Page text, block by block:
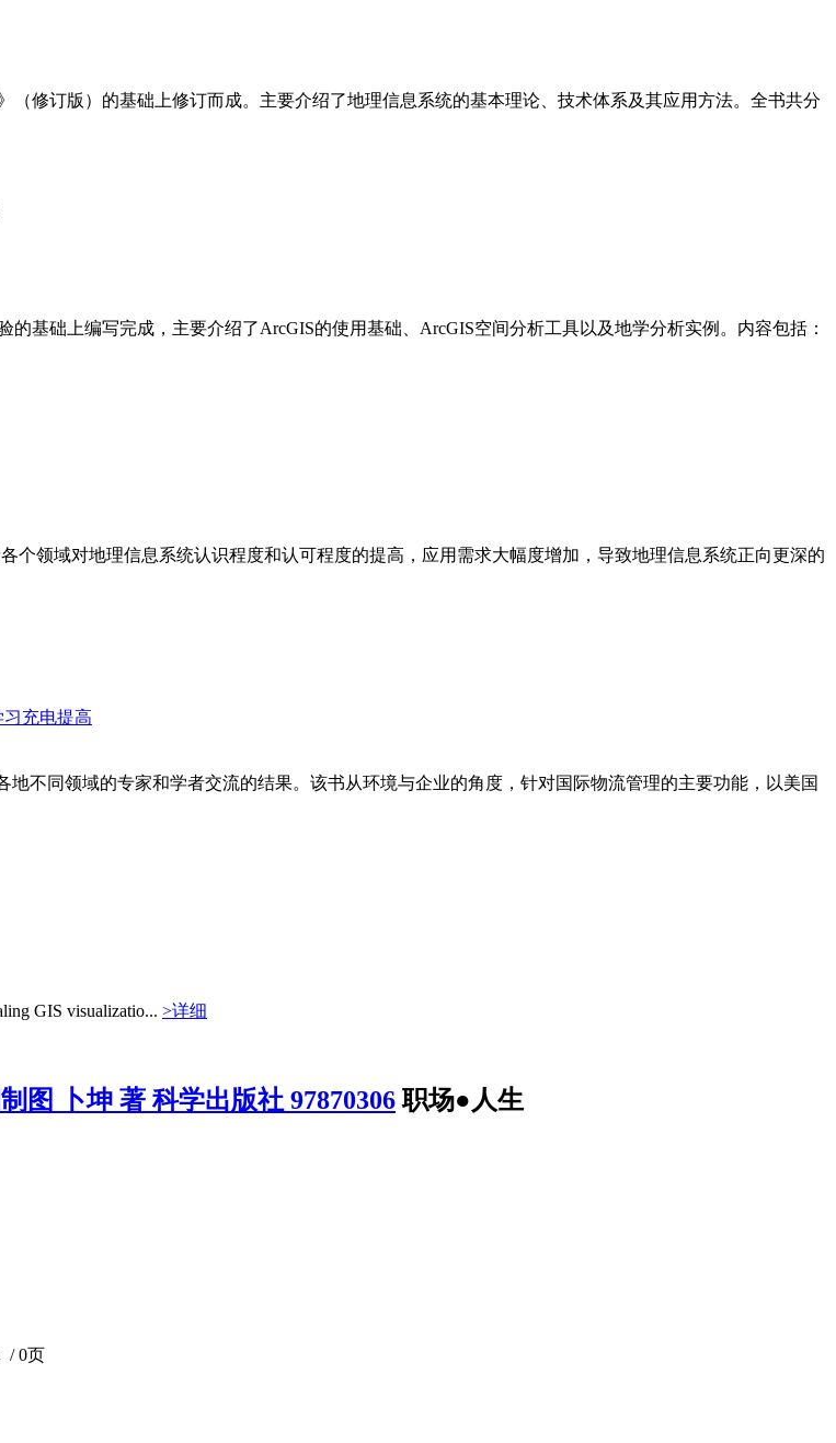
（修订版）的基础上修订而成。主要介绍了地理信息系统的基本理论、技术体系及其应用方法。全书共分
基础上编写完成，主要介绍了ArcGIS的使用基础、ArcGIS空间分析工具以及地学分析实例。内容包括：
个领域对地理信息系统认识程度和认可程度的提高，应用需求大幅度增加，导致地理信息系统正向更深的
习充电提高
不同领域的专家和学者交流的结果。该书从环境与企业的角度，针对国际物流管理的主要功能，以美国
GIS visualizatio... >详细
卜坤 著 科学出版社 97870306 职场●人生
/ 0页